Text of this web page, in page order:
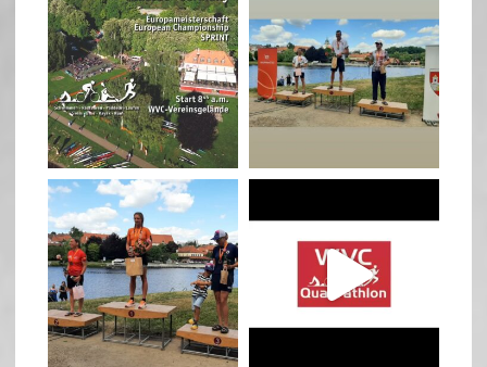
Jan 27
quadrathlon
Jul 6